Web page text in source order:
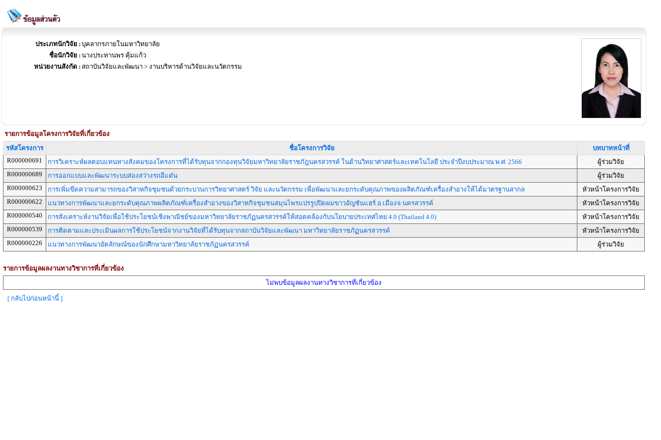
ประเภทนักวิจัย : บุคลากรภายในมหาวิทยาลัย
ชื่อนักวิจัย : นางประทานพร คุ้มแก้ว
หน่วยงานสังกัด : สถาบันวิจัยและพัฒนา > งานบริหารด้านวิจัยและนวัตกรรม
รายการข้อมูลโครงการวิจัยที่เกี่ยวข้อง
รหัสโครงการ
ชื่อโครงการวิจัย
บทบาทหน้าที่
R000000691
การวิเคราะห์ผลตอบแทนทางสังคมของโครงการที่ได้รับทุนจากกองทุนวิจัยมหาวิทยาลัยราชภัฎนครสวรรค์ ในด้านวิทยาศาสตร์และเทคโนโลยี ประจำปีงบประมาณ พ.ศ. 2566
ผู้ร่วมวิจัย
R000000689
การออกแบบและพัฒนาระบบส่องสว่างรถอีแต๋น
ผู้ร่วมวิจัย
R000000623
การเพิ่มขีดความสามารถของวิสาหกิจชุมชนด้วยกระบวนการวิทยาศาสตร์ วิจัย และนวัตกรรม เพื่อพัฒนาและยกระดับคุณภาพของผลิตภัณฑ์เครื่องสำอางให้ได้มาตรฐานสากล
หัวหน้าโครงการวิจัย
R000000622
แนวทางการพัฒนาและยกระดับคุณภาพผลิตภัณฑ์เครื่องสำอางของวิสาหกิจชุมชนสมุนไพรแปรรูปปิดผมขาวอัญชันแฮร์ อ.เมืองจ.นครสวรรค์
หัวหน้าโครงการวิจัย
R000000540
การสังเคราะห์งานวิจัยเพื่อใช้ประโยชน์เชิงพาณิชย์ของมหาวิทยาลัยราชภัฏนครสวรรค์ให้สอดคล้องกับนโยบายประเทศไทย 4.0 (Thailand 4.0)
หัวหน้าโครงการวิจัย
R000000539
การติดตามและประเมินผลการใช้ประโยชน์จากงานวิจัยที่ได้รับทุนจากสถาบันวิจัยและพัฒนา มหาวิทยาลัยราชภัฏนครสวรรค์
หัวหน้าโครงการวิจัย
R000000226
แนวทางการพัฒนาอัตลักษณ์ของนักศึกษามหาวิทยาลัยราชภัฏนครสวรรค์ ผู้ร่วมวิจัย
รายการข้อมูลผลงานทางวิชาการที่เกี่ยวข้อง
ไม่พบข้อมูลผลงานทางวิชาการที่เกี่ยวข้อง
[ กลับไปก่อนหน้านี้ ]